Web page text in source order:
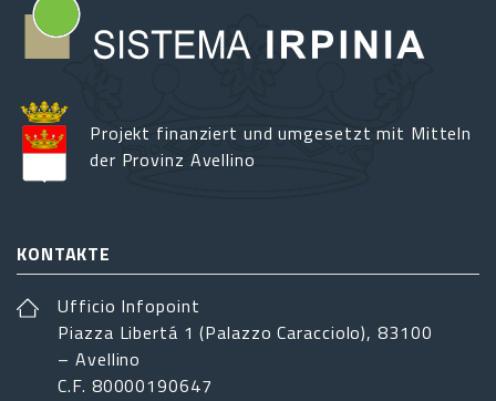
Projekt finanziert und umgesetzt mit Mitteln
der Provinz Avellino
KONTAKTE
Ufficio Infopoint
Piazza Libertá 1 (Palazzo Caracciolo), 83100
– Avellino
C.F. 80000190647